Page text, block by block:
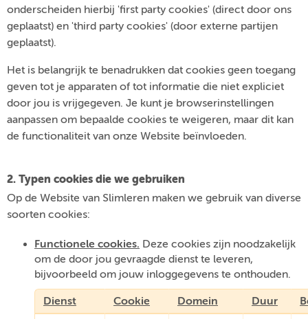
onderscheiden hierbij 'first party cookies' (direct door ons
geplaatst) en 'third party cookies' (door externe partijen
geplaatst).
Het is belangrijk te benadrukken dat cookies geen toegang
geven tot je apparaten of tot informatie die niet expliciet
door jou is vrijgegeven. Je kunt je browserinstellingen
aanpassen om bepaalde cookies te weigeren, maar dit kan
de functionaliteit van onze Website beïnvloeden.
2. Typen cookies die we gebruiken
Op de Website van Slimleren maken we gebruik van diverse
soorten cookies:
Functionele cookies. Deze cookies zijn noodzakelijk
om de door jou gevraagde dienst te leveren,
bijvoorbeeld om jouw inloggegevens te onthouden.
Dienst Cookie Domein Duur